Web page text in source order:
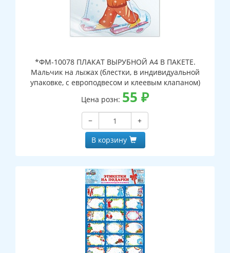
*ФМ-10078 ПЛАКАТ ВЫРУБНОЙ А4 В ПАКЕТЕ.
Мальчик на лыжах (блестки, в индивидуальной
упаковке, с европодвесом и клеевым клапаном)
Цена розн: 55 ₽
−
+
В корзину